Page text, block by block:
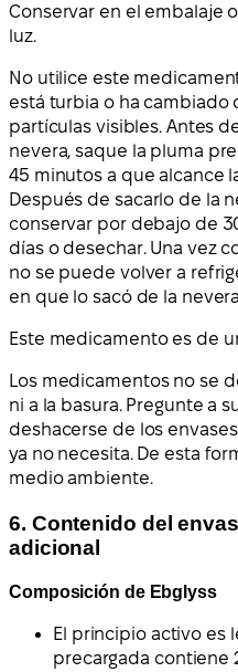
Conservar en el embalaje
luz.
No utilice este
está turbia o ha cambiado
partículas visibles. Antes
nevera, saque la pluma
45 minutos a que alcance
Después de sacarlo de la
conservar por debajo de
días o desechar. Una vez
no se puede volver a
en que lo sacó de la
Este medicamento es de
Los medicamentos no se
ni a la basura. Pregunte a
deshacerse de los
ya no necesita. De esta
medio ambiente.
6. Contenido del
adicional
Composición de Ebglyss
El principio activo es
precargada contiene